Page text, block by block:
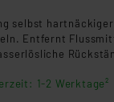
selbst hartnäckiger
Entfernt
1-2 Werktage²